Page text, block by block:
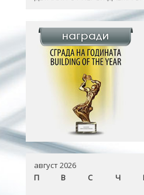
август 2026
П
В С Ч